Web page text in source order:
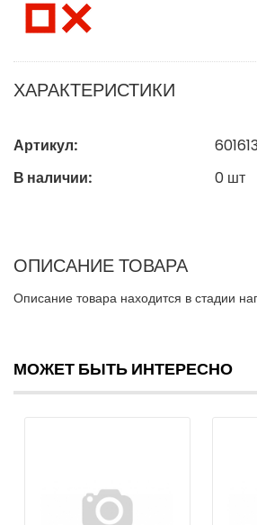
ХАРАКТЕРИСТИКИ
Артикул:
В наличии:
0 шт
ОПИСАНИЕ ТОВАРА
Описание товара находится в стадии
МОЖЕТ БЫТЬ ИНТЕРЕСНО